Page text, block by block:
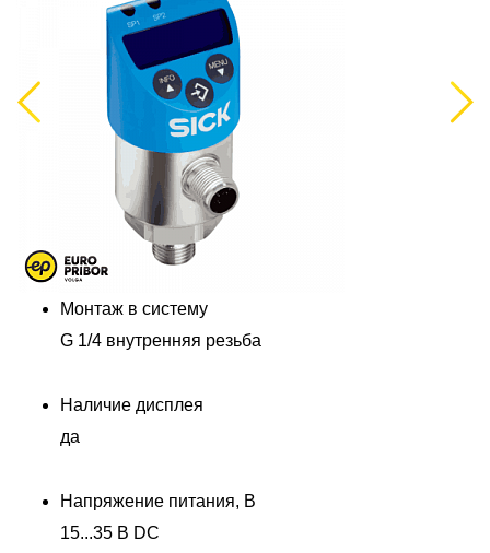
Previous
Монтаж в систему
G 1/4 внутренняя резьба
Наличие дисплея
да
Напряжение питания, В
15...35 В DC
Next